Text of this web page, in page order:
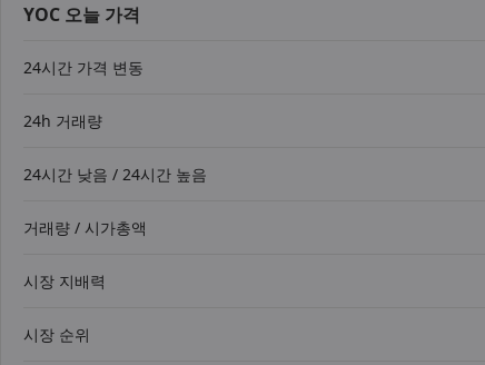
YOC 오늘 가격
24시간 가격 변동
24h 거래량
24시간 낮음 / 24시간 높음
거래량 / 시가총액
시장 지배력
시장 순위